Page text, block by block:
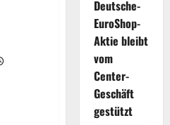
Deutsche-
EuroShop-
Aktie bleibt
vom
Center-
Geschäft
gestützt